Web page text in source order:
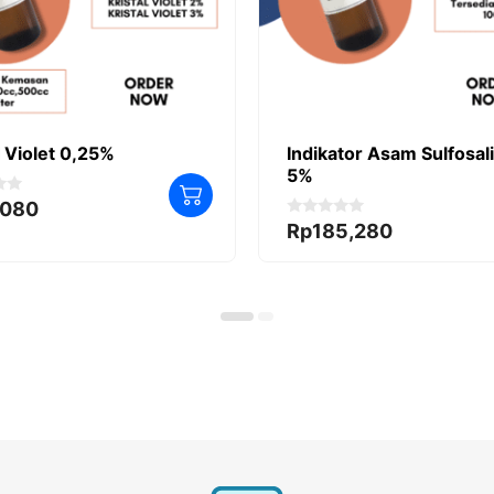
Violet 0,25%
Indikator Asam
5%
0
oRp185,280